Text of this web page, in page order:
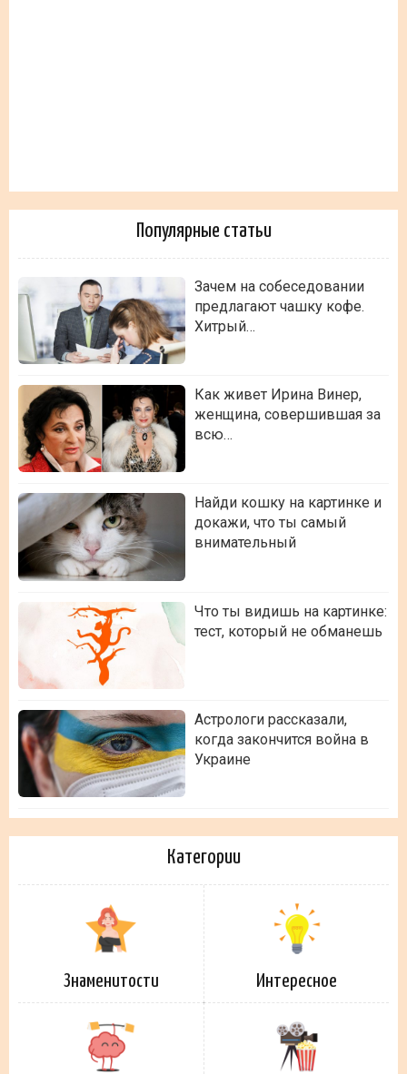
Популярные статьи
Зачем на собеседовании
предлагают чашку кофе.
Хитрый…
Как живет Ирина Винер,
женщина, совершившая за
всю…
Найди кошку на картинке и
докажи, что ты самый
внимательный
Что ты видишь на картинке:
тест, который не обманешь
Астрологи рассказали,
когда закончится война в
Украине
Категории
Знаменитости Интересное